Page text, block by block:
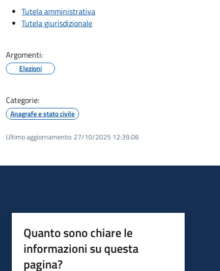
Tutela amministrativa
Tutela giurisdizionale
Argomenti:
Elezioni
Categorie:
Anagrafe e stato civile
Ultimo aggiornamento: 27/10/2025 12:39.06
Quanto sono chiare le
informazioni su questa
pagina?